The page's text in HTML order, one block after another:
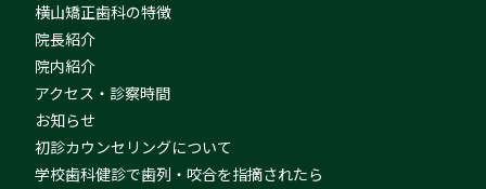
横山矯正歯科の特徴
院長紹介
院内紹介
アクセス・診察時間
お知らせ
初診カウンセリングについて
学校歯科健診で歯列・咬合を指摘されたら